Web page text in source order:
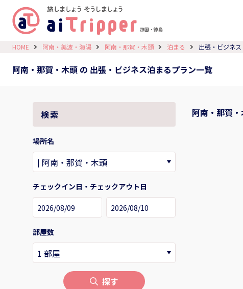
HOME 阿南・美波・海陽 阿南・那賀・木頭 泊まる 出張・ビジネス
阿南・那賀・木頭 の 出張・ビジネス泊まるプラン一覧
検索
場所名
チェックイン日・チェックアウト日
2026/08/09 2026/08/10
部屋数
探す
阿南・那賀